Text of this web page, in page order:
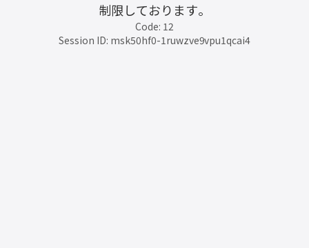
制限しております。
Code: 12
Session ID: msk50hf0-1ruwzve9vpu1qcai4